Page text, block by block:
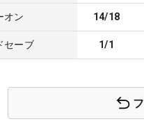
オン 14/18
セーブ 1/1